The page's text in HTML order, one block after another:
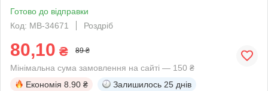
Готово до відправки
Код: MB-34671
Роздріб
80,10 ₴ 89 ₴
Мінімальна сума замовлення на сайті — 150 ₴
Економія 8.90 ₴ Залишилось 25 днів